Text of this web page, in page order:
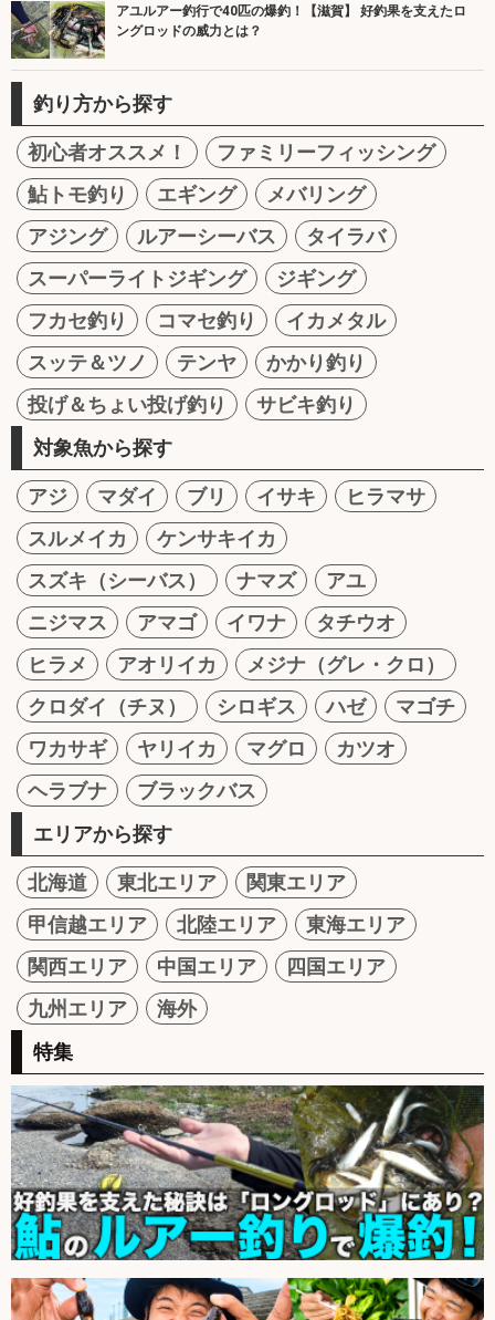
アユルアー釣行で40匹の爆釣！【滋賀】 好釣果を支えたロ
ングロッドの威力とは？
釣り方から探す
初心者オススメ！
ファミリーフィッシング
鮎トモ釣り
エギング
メバリング
アジング
ルアーシーバス
タイラバ
スーパーライトジギング
ジギング
フカセ釣り
コマセ釣り
イカメタル
スッテ＆ツノ
テンヤ
かかり釣り
投げ＆ちょい投げ釣り
サビキ釣り
対象魚から探す
アジ マダイ ブリ イサキ
ヒラマサ
スルメイカ
ケンサキイカ
スズキ（シーバス）
ナマズ
アユ
ニジマス
アマゴ イワナ
タチウオ
ヒラメ
アオリイカ
メジナ（グレ・クロ）
クロダイ（チヌ）
シロギス ハゼ
マゴチ
ワカサギ
ヤリイカ マグロ
カツオ
ヘラブナ
ブラックバス
エリアから探す
北海道 東北エリア
関東エリア
甲信越エリア
北陸エリア
東海エリア
関西エリア
中国エリア
四国エリア
九州エリア
海外
特集